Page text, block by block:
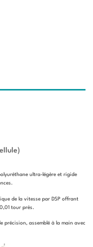
ultra-légère et rigide
de la vitesse par DSP offrant
tour près.
précision, assemblé à la main avec